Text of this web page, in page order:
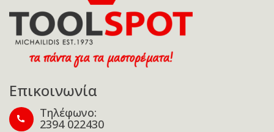
Επικοινωνία
Τηλέφωνο:
2394 022430